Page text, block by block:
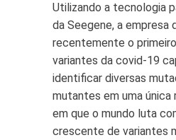
Utilizando a tecnologia
da Seegene, a empresa
recentemente o
variantes da covid-19
identificar diversas
mutantes em uma única
em que o mundo luta
crescente de variantes